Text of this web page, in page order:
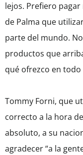
lejos. Prefiero
de Palma que
parte del mundo.
productos que
qué ofrezco en
Tommy Forni, que
correcto a la hora
absoluto, a su
agradecer “a la